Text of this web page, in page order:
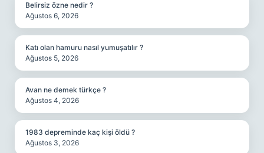
Belirsiz özne nedir ?
Ağustos 6, 2026
Katı olan hamuru nasıl yumuşatılır ?
Ağustos 5, 2026
Avan ne demek türkçe ?
Ağustos 4, 2026
1983 depreminde kaç kişi öldü ?
Ağustos 3, 2026